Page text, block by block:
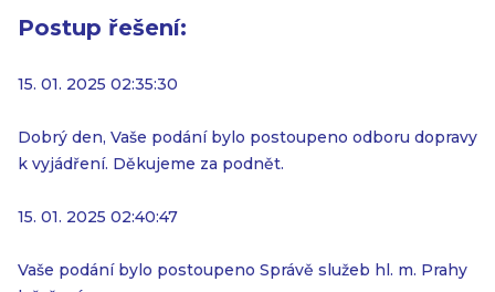
Postup řešení:
15. 01. 2025 02:35:30
Dobrý den, Vaše podání bylo postoupeno odboru dopravy
k vyjádření. Děkujeme za podnět.
15. 01. 2025 02:40:47
Vaše podání bylo postoupeno Správě služeb hl. m. Prahy